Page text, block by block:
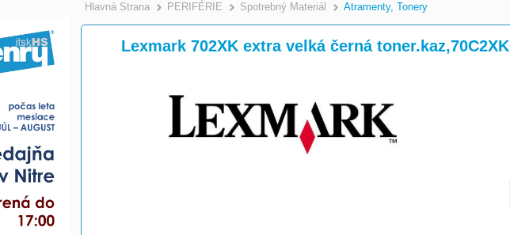
Hlavná Strana >
PERIFÉRIE >
Spotrebný Materiál >
Atramenty, Tonery
Lexmark 702XK extra velká černá